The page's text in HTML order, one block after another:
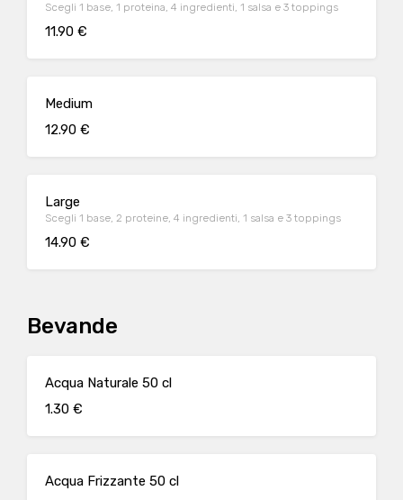
Scegli 1 base, 1 proteina, 4 ingredienti, 1 salsa e 3 toppings
11.90 €
Medium
12.90 €
Large
Scegli 1 base, 2 proteine, 4 ingredienti, 1 salsa e 3 toppings
14.90 €
Bevande
Acqua Naturale 50 cl
1.30 €
Acqua Frizzante 50 cl